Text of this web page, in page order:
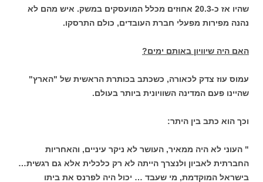
שהיו אז כ-20.3 אחוזים מכלל המועסקים במשק. איש מהם לא
נהנה מפירות מפעלי חברת העובדים, כולם התרסקו.
האם היה שיוויון באותם ימים?
עמוס עוז צדק לכאורה, כשכתב בכותרת הראשית של "הארץ"
שהיינו פעם המדינה השוויונית ביותר בעולם.
וכך הוא כתב בין היתר:
" העוני לא היה ממאיר, העושר לא ניקר עיניים, והאחריות
החברתית לאביון ולנצרך הייתה לא רק כלכלית אלא גם רגשית…
בישראל המוקדמת, מי שעבד … יכול היה לפרנס את ביתו